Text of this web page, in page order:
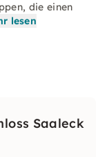
die einen
lesen
Saaleck